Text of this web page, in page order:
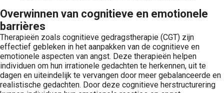
Overwinnen van cognitieve en emotionele
barrières
Therapieën zoals cognitieve gedragstherapie (CGT) zijn
effectief gebleken in het aanpakken van de cognitieve en
emotionele aspecten van angst. Deze therapieën helpen
individuen om hun irrationele gedachten te herkennen, uit te
dagen en uiteindelijk te vervangen door meer gebalanceerde en
realistische gedachten. Door deze cognitieve herstructurering